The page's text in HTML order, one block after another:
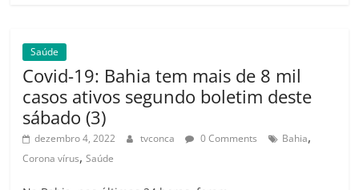
Saúde
Covid-19: Bahia tem mais de 8 mil
casos ativos segundo boletim deste
sábado (3)
dezembro 4, 2022 tvconca 0 Comments Bahia,
Corona vírus,Saúde